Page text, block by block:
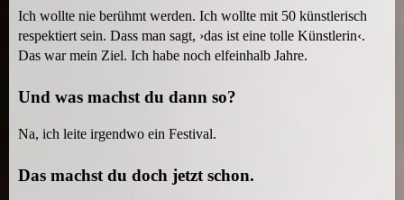
Ich wollte nie berühmt werden. Ich wollte mit 50 künstlerisch
respektiert sein. Dass man sagt, ›das ist eine tolle Künstlerin‹.
Das war mein Ziel. Ich habe noch elfeinhalb Jahre.
Und was machst du dann so?
Na, ich leite irgendwo ein Festival.
Das machst du doch jetzt schon.